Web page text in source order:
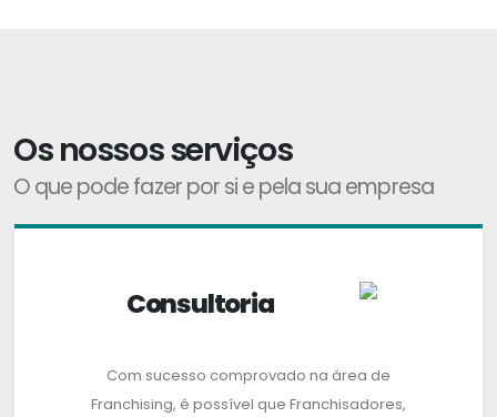
Os nossos serviços
O que pode fazer por si e pela sua empresa
Consultoria
Com sucesso comprovado na área de
Franchising, é possível que Franchisadores,